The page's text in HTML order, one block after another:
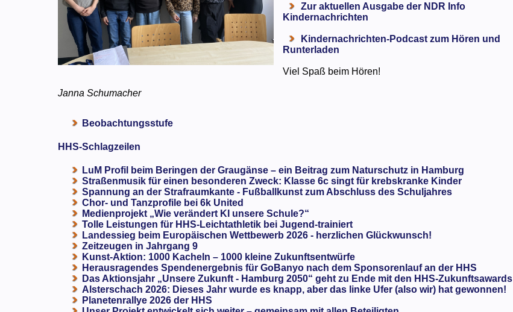
Zur aktuellen Ausgabe der NDR Info
Kindernachrichten
Kindernachrichten-Podcast zum Hören und
Runterladen
Viel Spaß beim Hören!
Janna Schumacher
Beobachtungsstufe
HHS-Schlagzeilen
LuM Profil beim Beringen der Graugänse – ein Beitrag zum Naturschutz in Hamburg
Straßenmusik für einen besonderen Zweck: Klasse 6c singt für krebskranke Kinder
Spannung an der Strafraumkante - Fußballkunst zum Abschluss des Schuljahres
Chor- und Tanzprofile bei 6k United
Medienprojekt „Wie verändert KI unsere Schule?“
Tolle Leistungen für HHS-Leichtathletik bei Jugend-trainiert
Landessieg beim Europäischen Wettbewerb 2026 - herzlichen Glückwunsch!
Zeitzeugen in Jahrgang 9
Kunst-Aktion: 1000 Kacheln – 1000 kleine Zukunftsentwürfe
Herausragendes Spendenergebnis für GoBanyo nach dem Sponsorenlauf an der HHS
Das Aktionsjahr „Unsere Zukunft - Hamburg 2050“ geht zu Ende mit den HHS-Zukunftsawards
Alsterschach 2026: Dieses Jahr wurde es knapp, aber das linke Ufer (also wir) hat gewonnen!
Planetenrallye 2026 der HHS